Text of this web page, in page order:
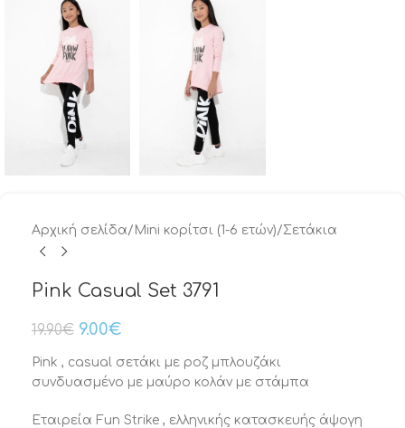
Αρχική σελίδα/ Mini κορίτσι (1-6 ετών)/Σετάκια
Pink Casual Set 3791
19.90€ 9.00€
Pink , casual σετάκι με ροζ μπλουζάκι
συνδυασμένο με μαύρο κολάν με στάμπα
Εταιρεία Fun Strike , ελληνικής κατασκευής άψογη